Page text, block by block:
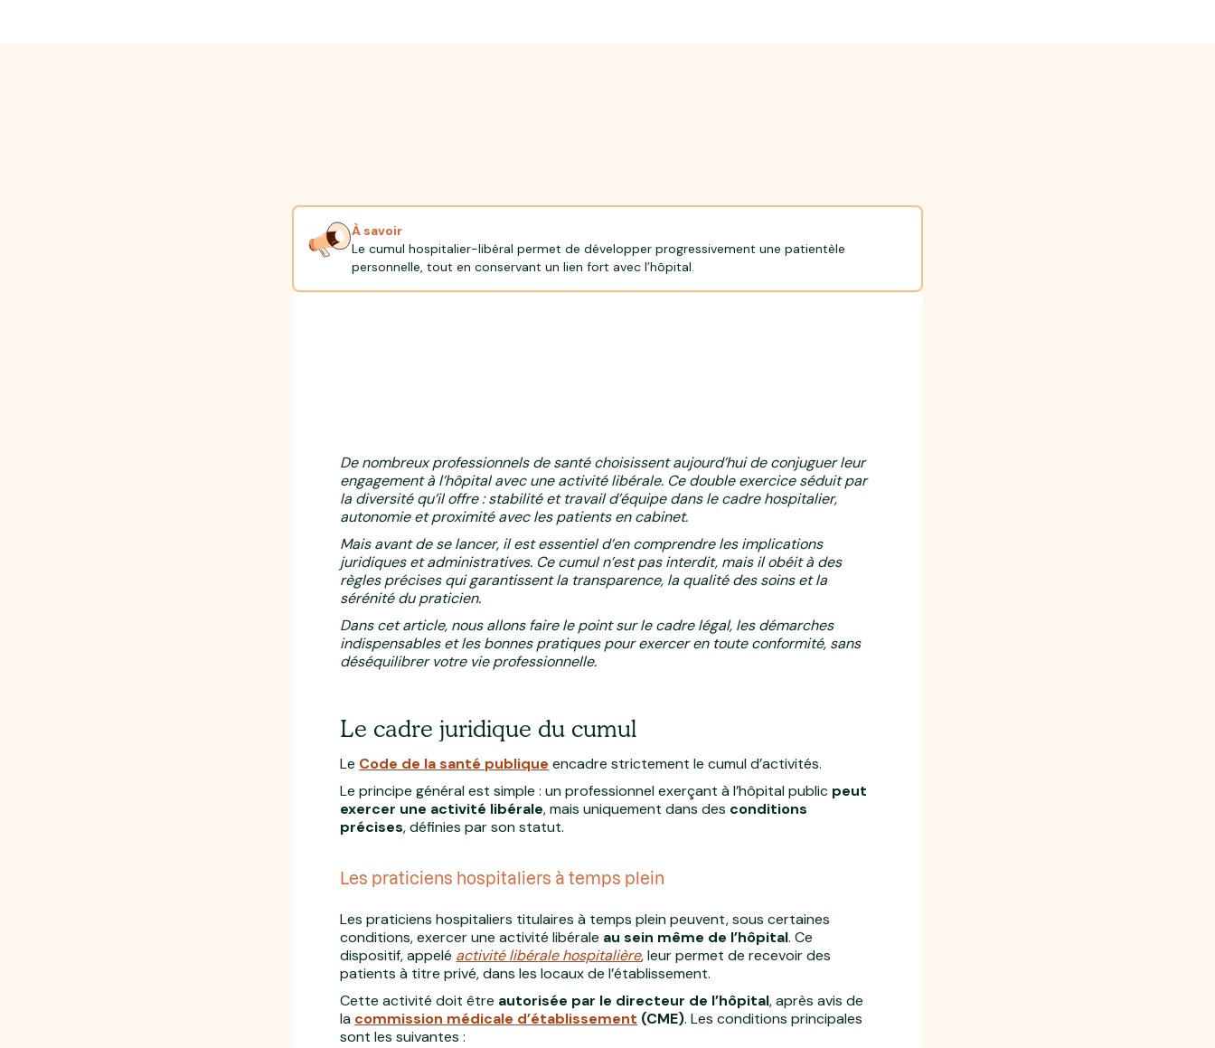
À savoir
Le cumul hospitalier-libéral permet de développer progressivement une patientèle
personnelle, tout en conservant un lien fort avec l’hôpital.
De nombreux professionnels de santé choisissent aujourd’hui de conjuguer leur
engagement à l’hôpital avec une activité libérale. Ce double exercice séduit par
la diversité qu’il offre : stabilité et travail d’équipe dans le cadre hospitalier,
autonomie et proximité avec les patients en cabinet.
Mais avant de se lancer, il est essentiel d’en comprendre les implications
juridiques et administratives. Ce cumul n’est pas interdit, mais il obéit à des
règles précises qui garantissent la transparence, la qualité des soins et la
sérénité du praticien.
Dans cet article, nous allons faire le point sur le cadre légal, les démarches
indispensables et les bonnes pratiques pour exercer en toute conformité, sans
déséquilibrer votre vie professionnelle.
Le cadre juridique du cumul
Le Code de la santé publique encadre strictement le cumul d’activités.
Le principe général est simple : un professionnel exerçant à l’hôpital public peut
exercer une activité libérale, mais uniquement dans des conditions
précises, définies par son statut.
Les praticiens hospitaliers à temps plein
Les praticiens hospitaliers titulaires à temps plein peuvent, sous certaines
conditions, exercer une activité libérale au sein même de l’hôpital. Ce
dispositif, appelé activité libérale hospitalière, leur permet de recevoir des
patients à titre privé, dans les locaux de l’établissement.
Cette activité doit être autorisée par le directeur de l’hôpital, après avis de
la commission médicale d’établissement (CME). Les conditions principales
sont les suivantes :